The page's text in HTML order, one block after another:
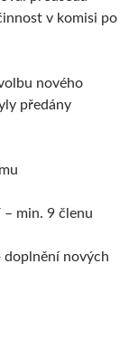
v komisi po
nového
předány
– min. 9 členu
doplnění nových